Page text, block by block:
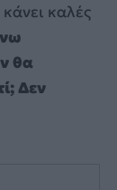
καλές
θα
Δεν